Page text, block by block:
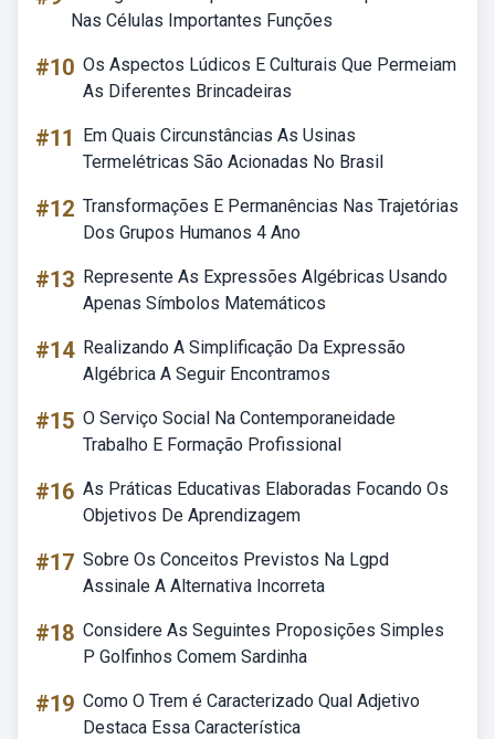
Nas Células Importantes Funções
#10 Os Aspectos Lúdicos E Culturais Que Permeiam
As Diferentes Brincadeiras
#11
Em Quais Circunstâncias As Usinas
Termelétricas São Acionadas No Brasil
#12 Transformações E Permanências Nas Trajetórias
Dos Grupos Humanos 4 Ano
#13 Represente As Expressões Algébricas Usando
Apenas Símbolos Matemáticos
#14 Realizando A Simplificação Da Expressão
Algébrica A Seguir Encontramos
#15 O Serviço Social Na Contemporaneidade
Trabalho E Formação Profissional
#16 As Práticas Educativas Elaboradas Focando Os
Objetivos De Aprendizagem
#17 Sobre Os Conceitos Previstos Na Lgpd
Assinale A Alternativa Incorreta
#18 Considere As Seguintes Proposições Simples
P Golfinhos Comem Sardinha
#19 Como O Trem é Caracterizado Qual Adjetivo
Destaca Essa Característica